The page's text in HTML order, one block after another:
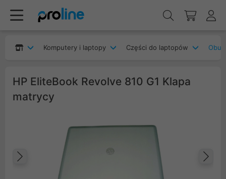
Komputery i laptopy Części do laptopów
HP EliteBook Revolve 810 G1 Klapa
matrycy
Poprzedni